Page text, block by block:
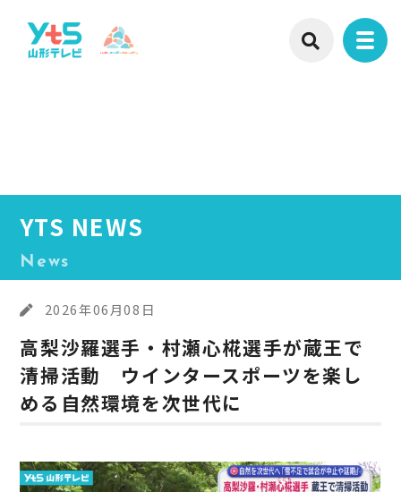
YTS NEWS
News
2026年06月08日
高梨沙羅選手・村瀬心椛選手が蔵王で
清掃活動 ウインタースポーツを楽し
める自然環境を次世代に